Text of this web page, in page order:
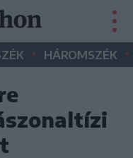
• HÁROMSZÉK •